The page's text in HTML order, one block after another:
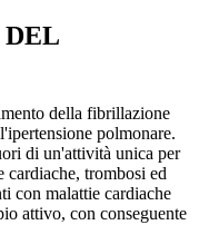
DEL
della fibrillazione
polmonare.
di un'attività unica per
cardiache, trombosi ed
con malattie cardiache
attivo, con conseguente